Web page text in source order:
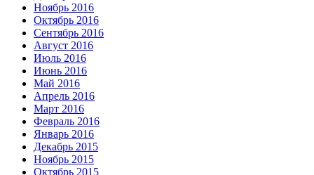
Ноябрь 2016
Октябрь 2016
Сентябрь 2016
Август 2016
Июль 2016
Июнь 2016
Май 2016
Апрель 2016
Март 2016
Февраль 2016
Январь 2016
Декабрь 2015
Ноябрь 2015
Октябрь 2015